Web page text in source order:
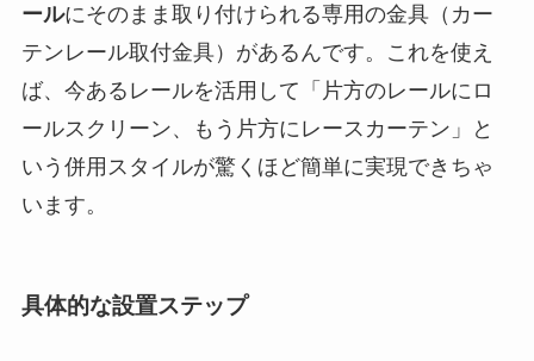
ールにそのまま取り付けられる専用の金具（カー
テンレール取付金具）があるんです。これを使え
ば、今あるレールを活用して「片方のレールにロ
ールスクリーン、もう片方にレースカーテン」と
いう併用スタイルが驚くほど簡単に実現できちゃ
います。
具体的な設置ステップ